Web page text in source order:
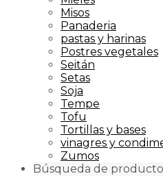
Misos
Panaderia
pastas y harinas
Postres vegetales
Seitán
Setas
Soja
Tempe
Tofu
Tortillas y bases
vinagres y
Zumos
Búsqueda de